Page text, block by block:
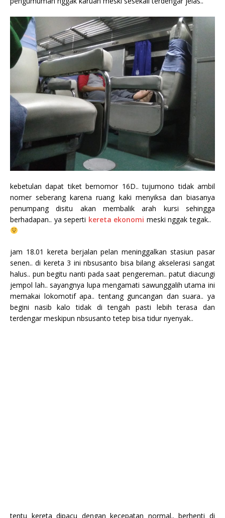
kebetulan dapat tiket bernomor 16D.. tujumono tidak ambil
nomer seberang karena ruang kaki menyiksa dan biasanya
penumpang disitu akan membalik arah kursi sehingga
berhadapan.. ya seperti kereta ekonomi meski nggak tegak..
jam 18.01 kereta berjalan pelan meninggalkan stasiun pasar
senen.. di kereta 3 ini nbsusanto bisa bilang akselerasi sangat
halus.. pun begitu nanti pada saat pengereman.. patut diacungi
jempol lah.. sayangnya lupa mengamati sawunggalih utama ini
memakai lokomotif apa.. tentang guncangan dan suara.. ya
begini nasib kalo tidak di tengah pasti lebih terasa dan
terdengar meskipun nbsusanto tetep bisa tidur nyenyak..
tentu kereta dipacu dengan kecepatan normal.. berhenti di